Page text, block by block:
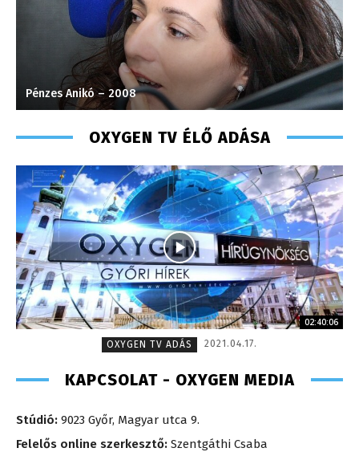
Pénzes Anikó – 2008
OXYGEN TV ÉLŐ ADÁSA
02:40:06
OXYGEN TV ADÁS
2021.04.17.
KAPCSOLAT - OXYGEN MEDIA
Stúdió: 9023 Győr, Magyar utca 9.
Felelős online szerkesztő: Szentgáthi Csaba